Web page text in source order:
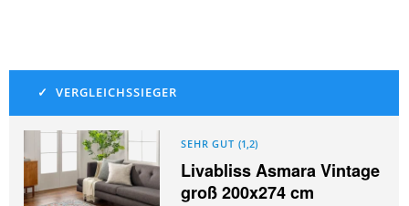
SEHR GUT (1,2)
Livabliss Asmara Vintage
groß 200x274 cm